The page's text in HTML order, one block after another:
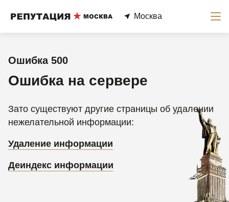
Москва
Ошибка 500
Ошибка на сервере
Зато существуют другие страницы об удалении
нежелательной информации:
Удаление информации
Деиндекс информации